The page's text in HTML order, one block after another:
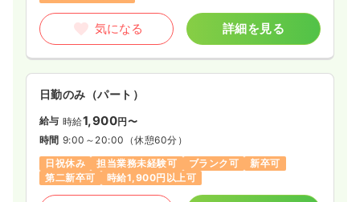
気になる 詳細を見る
日勤のみ（パート）
給与 時給1,900円〜
時間 9:00～20:00 （休憩60分）
日祝休み
担当業務未経験可 ブランク可
新卒可
第二新卒可
時給1,900円以上可